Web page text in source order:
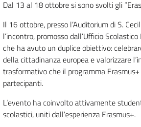
Dal 13 al 18 ottobre si sono svolti gli
Il 16 ottobre, presso l’Auditorium di S.
l’incontro, promosso dall’Ufficio
che ha avuto un duplice obiettivo:
della cittadinanza europea e valorizzare
trasformativo che il programma
partecipanti.
L’evento ha coinvolto attivamente
scolastici, uniti dall’esperienza Erasmus+.